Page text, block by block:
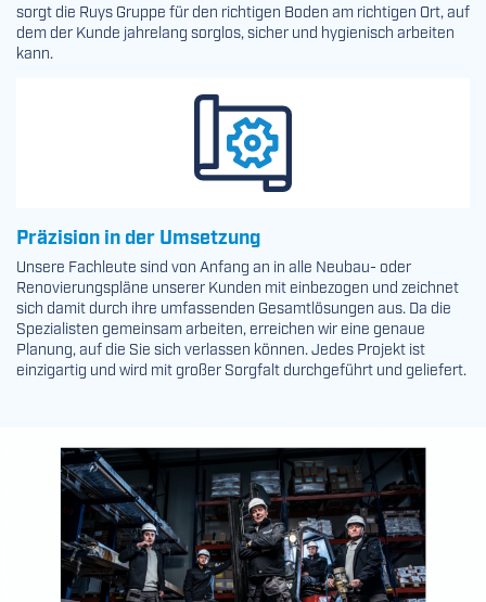
sorgt die Ruys Gruppe für den richtigen Boden am richtigen Ort, auf
dem der Kunde jahrelang sorglos, sicher und hygienisch arbeiten
kann.
Präzision in der Umsetzung
Unsere Fachleute sind von Anfang an in alle Neubau- oder
Renovierungspläne unserer Kunden mit einbezogen und zeichnet
sich damit durch ihre umfassenden Gesamtlösungen aus. Da die
Spezialisten gemeinsam arbeiten, erreichen wir eine genaue
Planung, auf die Sie sich verlassen können. Jedes Projekt ist
einzigartig und wird mit großer Sorgfalt durchgeführt und geliefert.